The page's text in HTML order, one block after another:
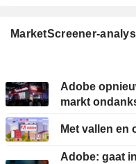
MarketScreener-
Adobe
markt
Met vallen en
Adobe: gaat